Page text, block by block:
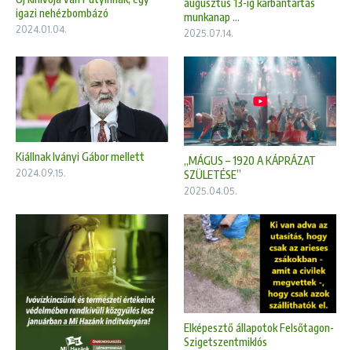
igazi nehézbombázó
2024.01.04.
munkanap ...
2025.07.14.
Kiállnak Iványi Gábor mellett
2024.09.15.
„MÁGUS – 1920 A KÁPRÁZAT
SZÜLETÉSE”
2025.04.05.
Elképesztő állapotok Felsőtagon-
Szigetszentmiklós